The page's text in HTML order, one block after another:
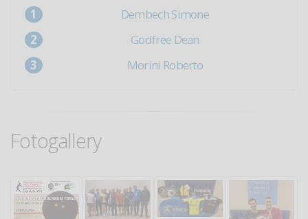
Dembech Simone
Godfree Dean
Morini Roberto
Fotogallery